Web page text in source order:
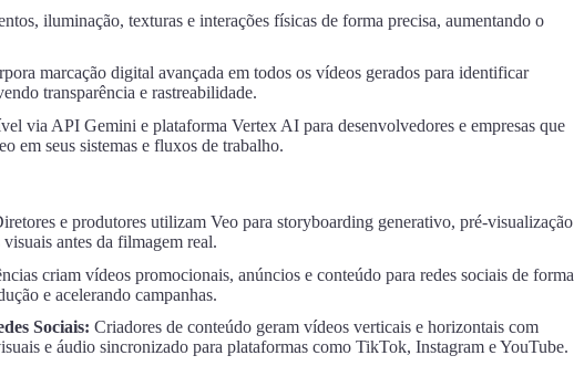
iluminação, texturas e interações físicas de forma precisa, aumentando o
marcação digital avançada em todos os vídeos gerados para identificar
transparência e rastreabilidade.
via API Gemini e plataforma Vertex AI para desenvolvedores e empresas que
em seus sistemas e fluxos de trabalho.
e produtores utilizam Veo para storyboarding generativo, pré-visualização
antes da filmagem real.
criam vídeos promocionais, anúncios e conteúdo para redes sociais de forma
e acelerando campanhas.
Sociais: Criadores de conteúdo geram vídeos verticais e horizontais com
e áudio sincronizado para plataformas como TikTok, Instagram e YouTube.